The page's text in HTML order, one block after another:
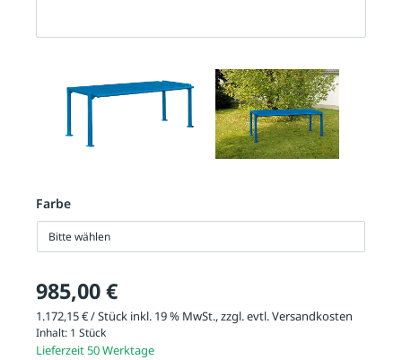
Farbe
Bitte wählen
985,00 €
1.172,15 € / Stück inkl. 19 % MwSt., zzgl. evtl.Versandkosten
Inhalt: 1 Stück
Lieferzeit 50 Werktage